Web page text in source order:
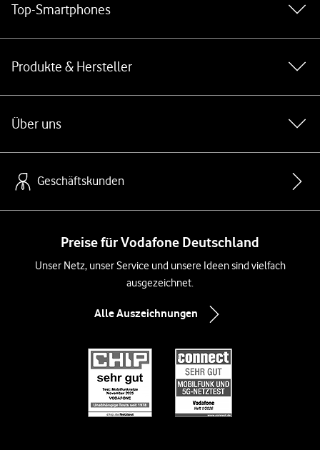
Top-Smartphones
Produkte & Hersteller
Über uns
Geschäftskunden
Preise für Vodafone Deutschland
Unser Netz, unser Service und unsere Ideen sind vielfach
ausgezeichnet.
Alle Auszeichnungen